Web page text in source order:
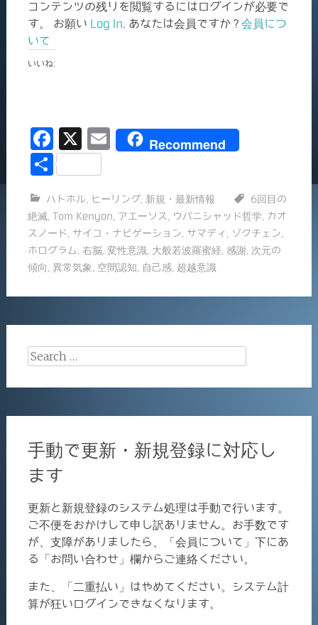
コンテンツの残りを閲覧するにはログインが必要で
す。 お願い Log In . あなたは会員ですか ? 会員につ
いて
いいね:
F
a
e
b
o
o
k
X
E
l
Recommend
共
ハトホル ヒーリング, 新規・最新情報
6回目の
絶滅 Tom Kenyon アエーソス ウパニシャッド哲学
カオ
スノード
サイコ・ナビゲーション サマディ ゾクチェン
ホログラム
右脳 変性意識 大般若波羅蜜経 感謝, 次元の
傾向
異常気象 空間認知 自己感, 超越意識
Search
手動で更新・新規登録に対応し
ます
更新と新規登録のシステム処理は手動で行います。
ご不便をおかけして申し訳ありません。お手数です
が、支障がありましたら、「会員について」下にあ
る「お問い合わせ」欄からご連絡ください。
また、「二重払い」はやめてください。システム計
算が狂いログインできなくなります。